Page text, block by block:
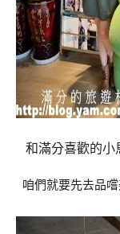
和滿分喜歡的小
咱們就要先去品